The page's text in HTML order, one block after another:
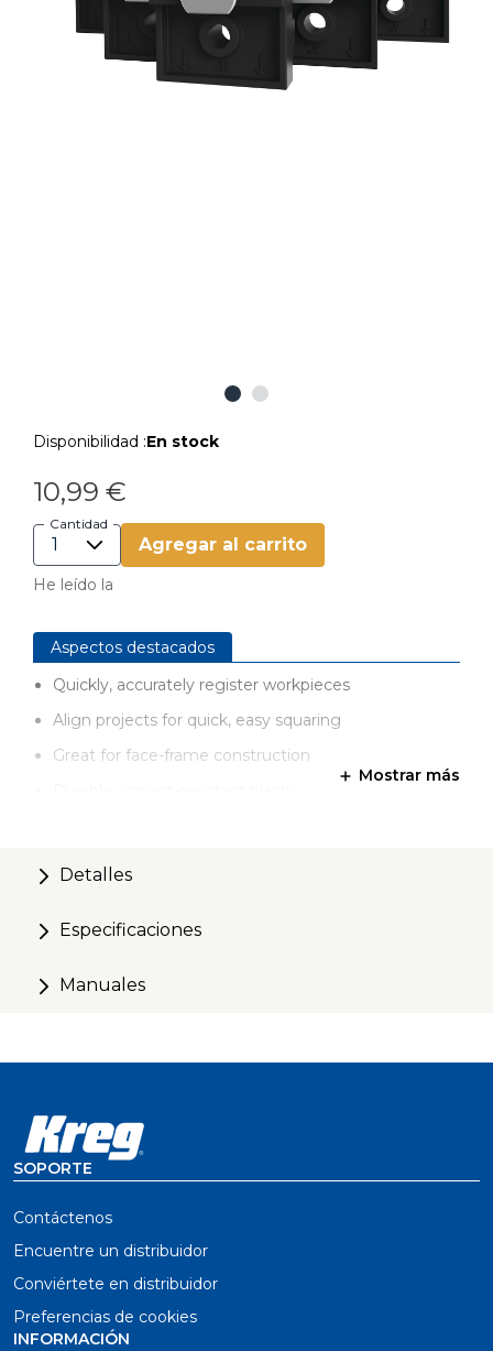
Disponibilidad :En stock
10,99 €
Cantidad
Agregar al carrito
He leído la
Aspectos destacados
Quickly, accurately register workpieces
Align projects for quick, easy squaring
Great for face-frame construction
Mostrar más
Detalles
Especificaciones
Manuales
SOPORTE
Contáctenos
Encuentre un distribuidor
Conviértete en distribuidor
Preferencias de cookies
INFORMACIÓN